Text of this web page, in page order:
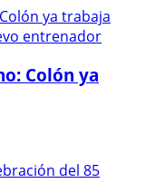
Colón ya